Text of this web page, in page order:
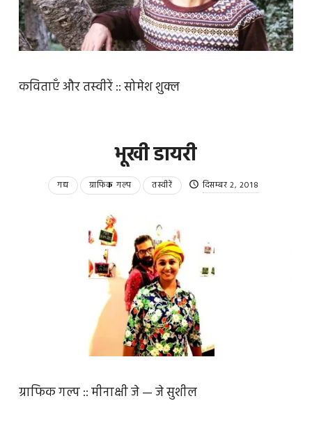
कविताएँ और तस्वीरें :: सोमेश शुक्ल
भूखी डायरी
गद्य ग्राफिक गल्प तस्वीरें दिसम्बर 2, 2018
ग्राफिक गल्प :: मीनाक्षी जे — जे सुशील